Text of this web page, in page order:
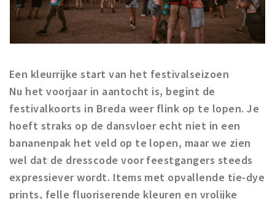
Een kleurrijke start van het festivalseizoen
Nu het voorjaar in aantocht is, begint de
festivalkoorts in Breda weer flink op te lopen. Je
hoeft straks op de dansvloer echt niet in een
bananenpak het veld op te lopen, maar we zien
wel dat de dresscode voor feestgangers steeds
expressiever wordt. Items met opvallende tie-dye
prints, felle fluoriserende kleuren en vrolijke